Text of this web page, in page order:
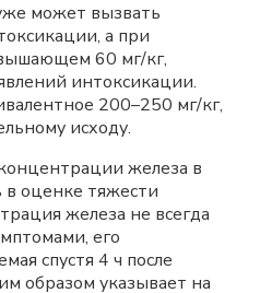
может вызвать
а при
60 мг/кг,
интоксикации.
200–250 мг/кг,
исходу.
железа в
оценке тяжести
железа не всегда
его
спустя 4 ч после
образом указывает на